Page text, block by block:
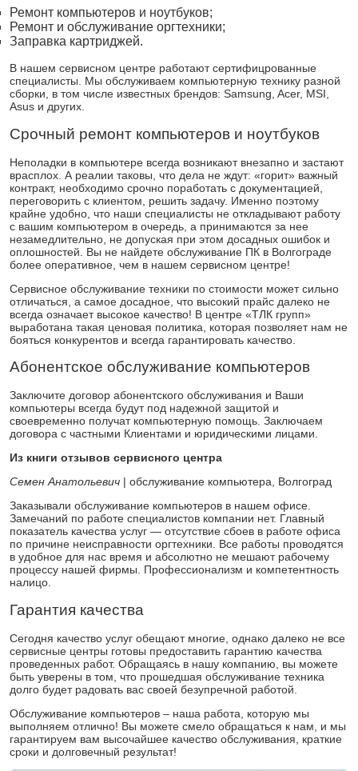
Ремонт компьютеров и ноутбуков;
Ремонт и обслуживание оргтехники;
Заправка картриджей.
В нашем сервисном центре работают сертифицрованные
специалисты. Мы обслуживаем компьютерную технику разной
сборки, в том числе известных брендов: Samsung, Acer, MSI,
Asus и других.
Срочный ремонт компьютеров и ноутбуков
Неполадки в компьютере всегда возникают внезапно и застают
врасплох. А реалии таковы, что дела не ждут: «горит» важный
контракт, необходимо срочно поработать с документацией,
переговорить с клиентом, решить задачу. Именно поэтому
крайне удобно, что наши специалисты не откладывают работу
с вашим компьютером в очередь, а принимаются за нее
незамедлительно, не допуская при этом досадных ошибок и
оплошностей. Вы не найдете обслуживание ПК в Волгограде
более оперативное, чем в нашем сервисном центре!
Сервисное обслуживание техники по стоимости может сильно
отличаться, а самое досадное, что высокий прайс далеко не
всегда означает высокое качество! В центре «ТЛК групп»
выработана такая ценовая политика, которая позволяет нам не
бояться конкурентов и всегда гарантировать качество.
Абонентское обслуживание компьютеров
Заключите договор абонентского обслуживания и Ваши
компьютеры всегда будут под надежной защитой и
своевременно получат компьютерную помощь. Заключаем
договора с частными Клиентами и юридическими лицами.
Из книги отзывов сервисного центра
Семен Анатольевич | обслуживание компьютера, Волгоград
Заказывали обслуживание компьютеров в нашем офисе.
Замечаний по работе специалистов компании нет. Главный
показатель качества услуг — отсутствие сбоев в работе офиса
по причине неисправности оргтехники. Все работы проводятся
в удобное для нас время и абсолютно не мешают рабочему
процессу нашей фирмы. Профессионализм и компетентность
налицо.
Гарантия качества
Сегодня качество услуг обещают многие, однако далеко не все
сервисные центры готовы предоставить гарантию качества
проведенных работ. Обращаясь в нашу компанию, вы можете
быть уверены в том, что прошедшая обслуживание техника
долго будет радовать вас своей безупречной работой.
Обслуживание компьютеров – наша работа, которую мы
выполняем отлично! Вы можете смело обращаться к нам, и мы
гарантируем вам высочайшее качество обслуживания, краткие
сроки и долговечный результат!